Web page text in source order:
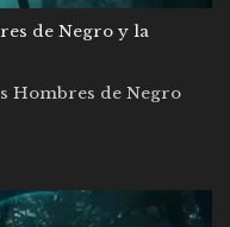
de Negro y la
Hombres de Negro